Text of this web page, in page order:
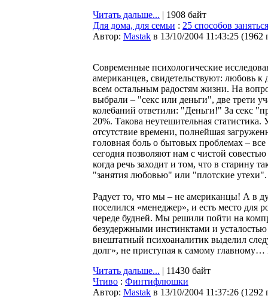
Читать дальше... | 1908 байт
Для дома, для семьи : 25 способов
Автор: Мastak в 13/10/2004 11:43:25 (1962
Современные психологические
американцев, свидетельствуют: любовь к
всем остальным радостям жизни. На
выбрали – "секс или деньги", две трети
колебаний ответили: "Деньги!" За секс
20%. Такова неутешительная
отсутствие времени, полнейшая
головная боль о бытовых проблемах –
сегодня позволяют нам с чистой
когда речь заходит и том, что в старину
"занятия любовью" или "плотские утехи".
Радует то, что мы – не американцы! А в
поселился «менеджер», и есть место для
череде будней. Мы решили пойти на
безудержными инстинктами и
внештатный психоаналитик выделил
долг», не приступая к самому
Читать дальше... | 11430 байт
Чтиво : Финтифлюшки
Автор: Мastak в 13/10/2004 11:37:26 (1292